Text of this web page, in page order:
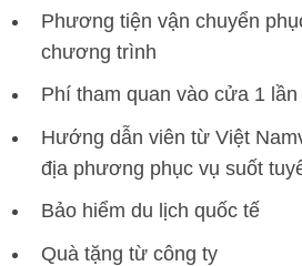
Phương tiện vận chuyển
chương trình
Phí tham quan vào cửa 1
Hướng dẫn viên từ Việt
địa phương phục vụ suốt
Bảo hiểm du lịch quốc tế
Quà tặng từ công ty